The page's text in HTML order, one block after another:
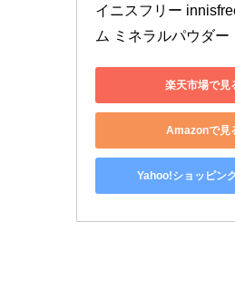
イニスフリー
ム ミネラルパウダー
楽天市場で見
Amazonで見
Yahoo!ショッピン